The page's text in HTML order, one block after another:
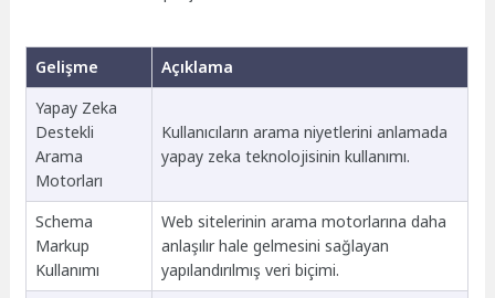
Gelişme
Açıklama
Yapay Zeka
Destekli
Arama
Motorları
Kullanıcıların arama niyetlerini anlamada
yapay zeka teknolojisinin kullanımı.
Schema
Markup
Kullanımı
Web sitelerinin arama motorlarına daha
anlaşılır hale gelmesini sağlayan
yapılandırılmış veri biçimi.